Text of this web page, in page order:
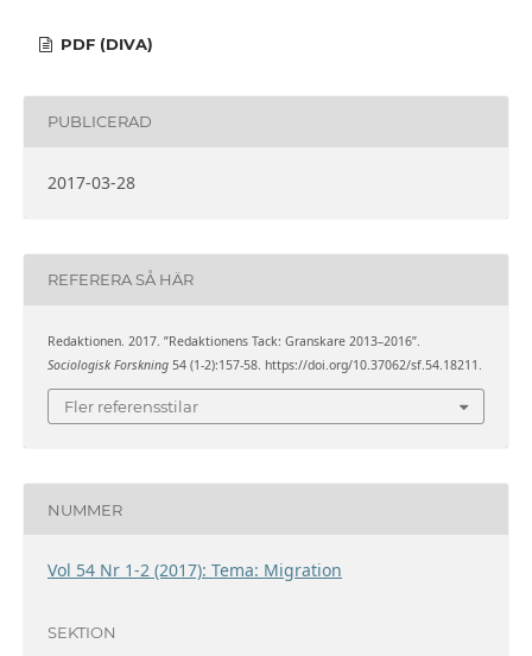
PDF (DIVA)
PUBLICERAD
2017-03-28
REFERERA SÅ HÄR
Redaktionen. 2017. ”Redaktionens Tack: Granskare 2013–2016”.
Sociologisk Forskning54 (1-2):157-58. https://doi.org/10.37062/sf.54.18211.
Fler referensstilar
NUMMER
Vol 54 Nr 1-2 (2017): Tema: Migration
SEKTION